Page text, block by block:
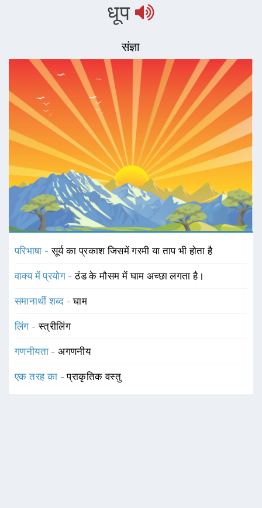
धूप
संज्ञा
परिभाषा -सूर्य का प्रकाश जिसमें गरमी या ताप भी होता है
वाक्य में प्रयोग -ठंड के मौसम में घाम अच्छा लगता है।
समानार्थी शब्द -घाम
लिंग -स्त्रीलिंग
गणनीयता -अगणनीय
एक तरह का -प्राकृतिक वस्तु